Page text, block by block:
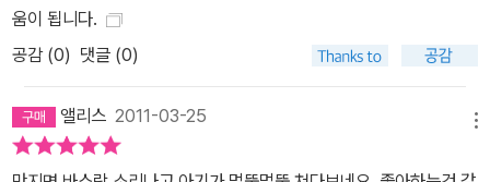
움이 됩니다.
공감 (0) 댓글 (0)
앨리스 2011-03-25